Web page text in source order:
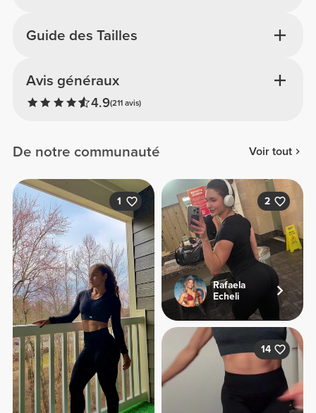
Avis généraux
4.9(211 avis)
Guide des Tailles
De notre communauté Voir tout
1 2
Rafaela
Echeli
14